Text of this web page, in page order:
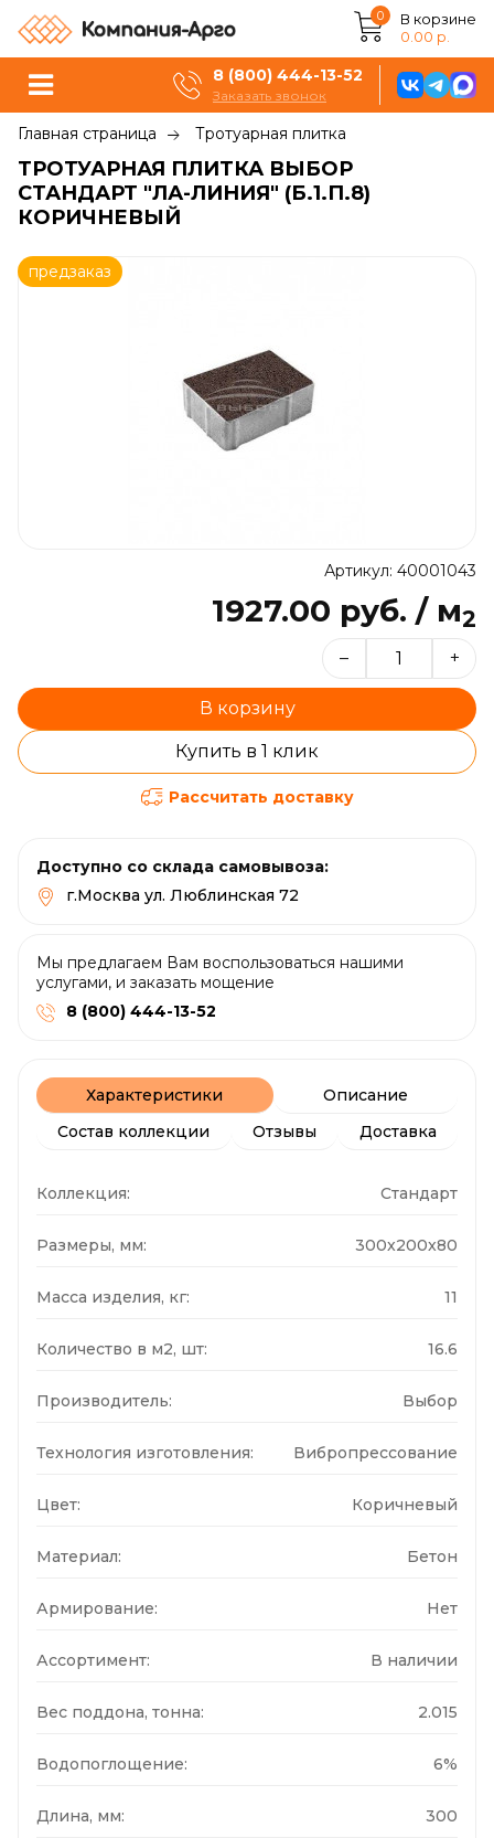
0
В корзине
0.00 р.
8 (800) 444-13-52
Заказать звонок
Главная страница Тротуарная плитка
ТРОТУАРНАЯ ПЛИТКА ВЫБОР
СТАНДАРТ "ЛА-ЛИНИЯ" (Б.1.П.8)
КОРИЧНЕВЫЙ
предзаказ
Артикул: 40001043
1927.00 руб. / м2
– +
В корзину
Купить в 1 клик
Рассчитать доставку
Доступно со склада самовывоза:
г.Москва ул. Люблинская 72
Мы предлагаем Вам воспользоваться нашими
услугами, и заказать мощение
8 (800) 444-13-52
Характеристики
Описание
Состав коллекции
Отзывы Доставка
Коллекция: Стандарт
Размеры, мм: 300x200x80
Масса изделия, кг: 11
Количество в м2, шт: 16.6
Производитель: Выбор
Технология изготовления: Вибропрессование
Цвет: Коричневый
Материал: Бетон
Армирование: Нет
Ассортимент: В наличии
Вес поддона, тонна: 2.015
Водопоглощение: 6%
Длина, мм: 300